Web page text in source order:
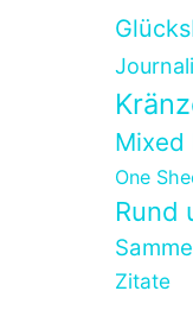
Mixed
One
Rund
Zitate